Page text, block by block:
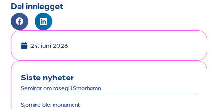
Del innlegget
24. juni 2026
Siste nyheter
Seminar om råsegl i Smørhamn
Sjømine blei monument